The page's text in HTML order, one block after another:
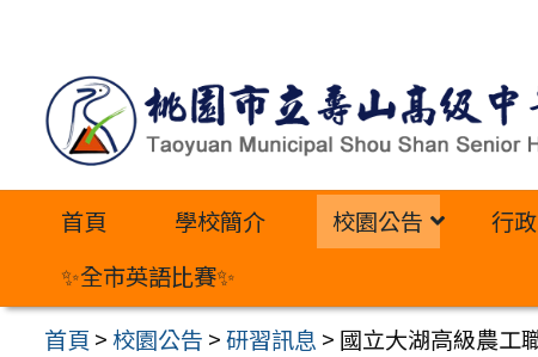
內
首頁 學校簡介 校園公告 行
✨全市英語比賽✨
首頁 >校園公告 >研習訊息 > 國立大湖高級農工